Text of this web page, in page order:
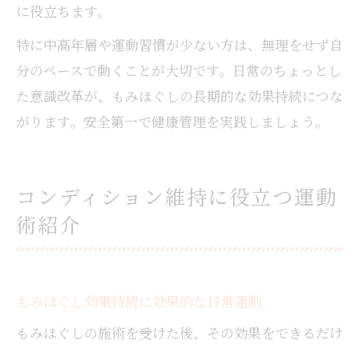
に役立ちます。
特に中高年層や運動習慣が少ない方は、無理をせず自
分のペースで動くことが大切です。日常のちょっとし
た意識改革が、もみほぐしの長期的な効果持続につな
がります。安全第一で健康管理を実践しましょう。
コンディション維持に役立つ運動
術紹介
もみほぐし効果持続に効果的な日常運動
もみほぐしの施術を受けた後、その効果をできるだけ